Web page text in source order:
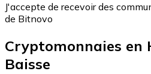
J'accepte de recevoir des
de Bitnovo
Cryptomonnaies en
Baisse